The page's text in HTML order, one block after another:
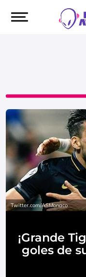
Twitter.com/ASMonaco
¡Grande
goles de